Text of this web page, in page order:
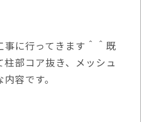
事に行ってきます＾＾既
部コア抜き、メッシュ
容です。